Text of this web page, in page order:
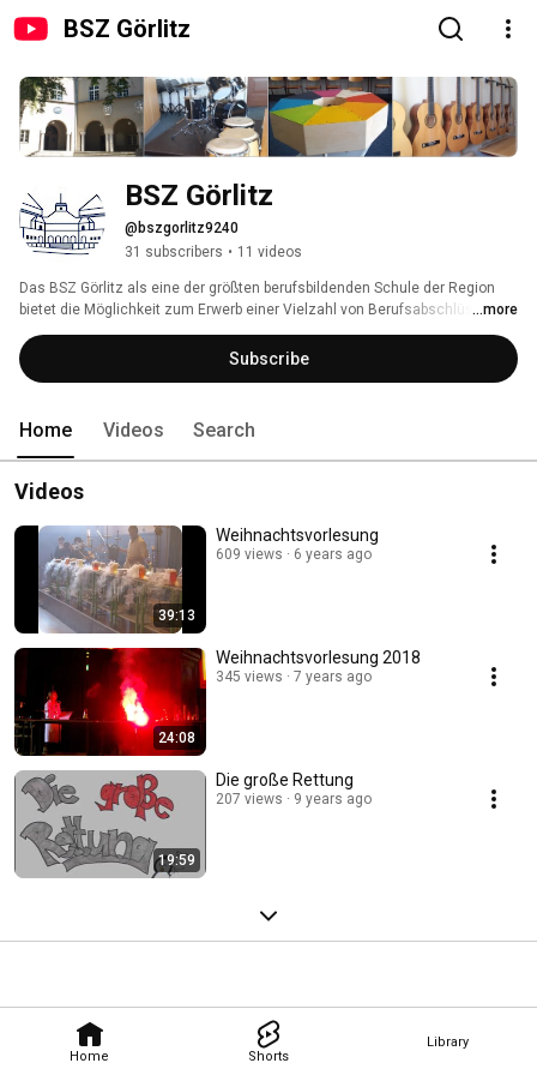
BSZ Görlitz
Home Shorts
Library
BSZ Görlitz
@bszgorlitz9240
31 subscribers • 11 videos
Das BSZ Görlitz als eine der größten berufsbildenden Schule der Region
bietet die Möglichkeit zum Erwerb einer Vielzahl von Berufsabschlüssen,
darunter auch soziale Berufe wie zum Beispiel Heilerziehungspfleger,
Sozialassistent oder Erzieher. Die hier hochgeladenen Videos sollen den
Schülern die Möglichkeit geben, ihre kreativen Produkte einer
...more
Subscribe
Home Videos Search
Videos
39:13
Weihnachtsvorlesung
609 views 6 years ago
24:08
Weihnachtsvorlesung 2018
345 views 7 years ago
19:59
Die große Rettung
207 views 9 years ago